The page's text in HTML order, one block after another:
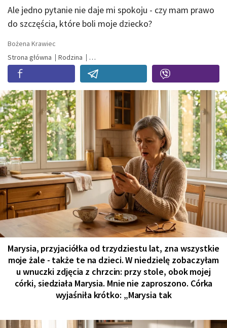
Ale jedno pytanie nie daje mi spokoju - czy mam prawo
do szczęścia, które boli moje dziecko?
Bożena Krawiec
Strona główna
Rodzina
Marysia, przyjaciółka od trzydziestu lat, zna wszystkie
moje żale - także te na dzieci. W niedzielę zobaczyłam
u wnuczki zdjęcia z chrzcin: przy stole, obok mojej
córki, siedziała Marysia. Mnie nie zaproszono. Córka
wyjaśniła krótko: „Marysia tak